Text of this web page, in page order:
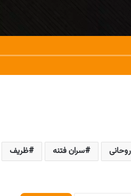
روحانی سران فتنه ظریف